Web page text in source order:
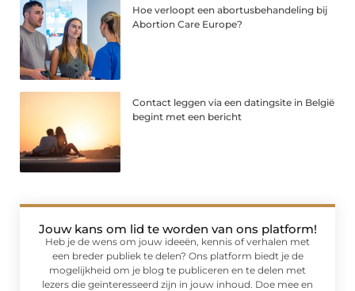
Hoe verloopt een abortusbehandeling bij
Abortion Care Europe?
Contact leggen via een datingsite in België
begint met een bericht
Jouw kans om lid te worden van ons platform!
Heb je de wens om jouw ideeën, kennis of verhalen met
een breder publiek te delen? Ons platform biedt je de
mogelijkheid om je blog te publiceren en te delen met
lezers die geïnteresseerd zijn in jouw inhoud. Doe mee en